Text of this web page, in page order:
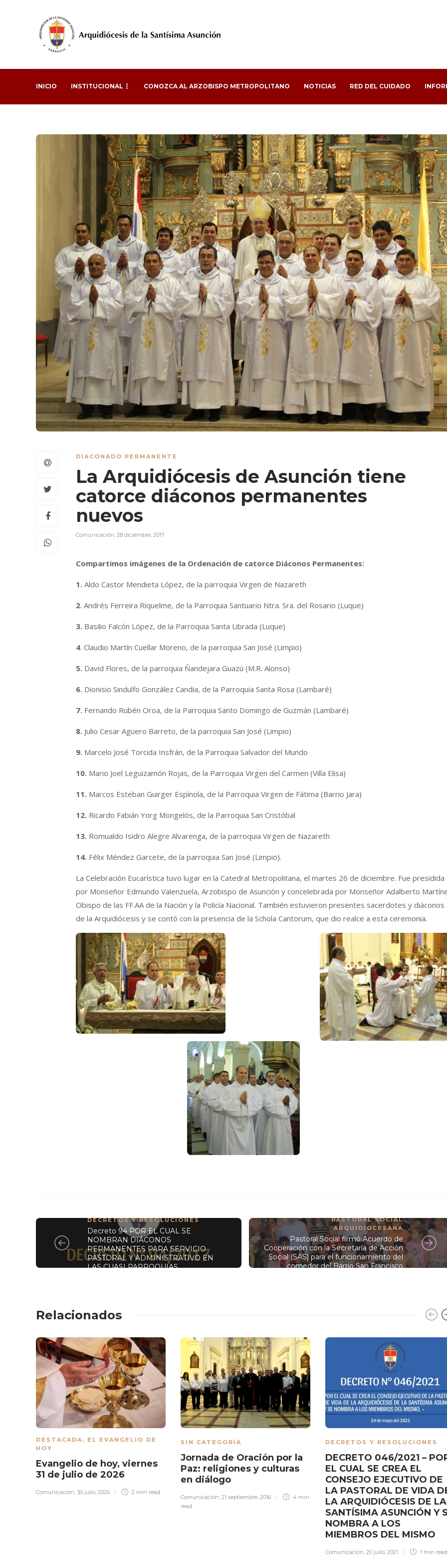
INICIO INSTITUCIONAL CONOZCA AL ARZOBISPO METROPOLITANO NOTICIAS RED DEL CUIDADO
DIACONADO PERMANENTE
La Arquidiócesis de Asunción tiene
catorce diáconos permanentes
nuevos
Comunicación 28 diciembre, 2017
Compartimos imágenes de la Ordenación de catorce Diáconos Permanentes:
1. Aldo Castor Mendieta López, de la parroquia Virgen de Nazareth
2. Andrés Ferreira Riquelme, de la Parroquia Santuario Ntra. Sra. del Rosario (Luque)
3. Basilio Falcón López, de la Parroquia Santa Librada (Luque)
4. Claudio Martín Cuellar Moreno, de la parroquia San José (Limpio)
5. David Flores, de la parroquia Ñandejara Guazú (M.R. Alonso)
6. Dionisio Sindulfo González Candia, de la Parroquia Santa Rosa (Lambaré)
7. Fernando Rubén Oroa, de la Parroquia Santo Domingo de Guzmán (Lambaré)
8. Julio Cesar Agüero Barreto, de la parroquia San José (Limpio)
9. Marcelo José Torcida Insfrán, de la Parroquia Salvador del Mundo
10. Mario Joel Leguizamón Rojas, de la Parroquia Virgen del Carmen (Villa Elisa)
11. Marcos Esteban Guirger Espínola, de la Parroquia Virgen de Fátima (Barrio Jara)
12. Ricardo Fabián Yorg Mongelós, de la Parroquia San Cristóbal
13. Romualdo Isidro Alegre Alvarenga, de la parroquia Virgen de Nazareth
14. Félix Méndez Garcete, de la parroquia San José (Limpio).
La Celebración Eucarística tuvo lugar en la Catedral Metropolitana, el martes 26 de diciembre. Fue presidida
por Monseñor Edmundo Valenzuela, Arzobispo de Asunción y concelebrada por Monseñor Adalberto
Obispo de las FF.AA de la Nación y la Policía Nacional. También estuvieron presentes sacerdotes y diáconos
de la Arquidiócesis y se contó con la presencia de la Schola Cantorum, que dio realce a esta ceremonia.
DECRETOS Y RESOLUCIONES
Decreto 94 POR EL CUAL SE
NOMBRAN DIÁCONOS
PERMANENTES PARA SERVICIO
PASTORAL Y ADMINISTRATIVO EN
LAS CUASI PARROQUIAS
PASTORAL SOCIAL
ARQUIDIOCESANA
Pastoral Social firmó Acuerdo de
Cooperación con la Secretaría de Acción
Social (SAS) para el funcionamiento del
comedor del Barrio San Francisco
Relacionados
DESTACADA, EL EVANGELIO DE
HOY
Evangelio de hoy, viernes
31 de julio de 2026
Comunicación, 30 julio, 2026 2 min read
SIN CATEGORÍA
Jornada de Oración por la
Paz: religiones y culturas
en diálogo
Comunicación, 21 septiembre, 2016
4 min
read
DECRETOS Y RESOLUCIONES
DECRETO 046/2021 –
EL CUAL SE CREA EL
CONSEJO EJECUTIVO DE
LA PASTORAL DE VIDA
LA ARQUIDIÓCESIS DE LA
SANTÍSIMA ASUNCIÓN Y
NOMBRA A LOS
MIEMBROS DEL MISMO
Comunicación, 20 julio, 2021 1 min read